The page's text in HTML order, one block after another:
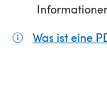
Was ist eine